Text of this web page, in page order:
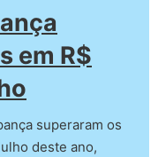
em R$
superaram os
deste ano,